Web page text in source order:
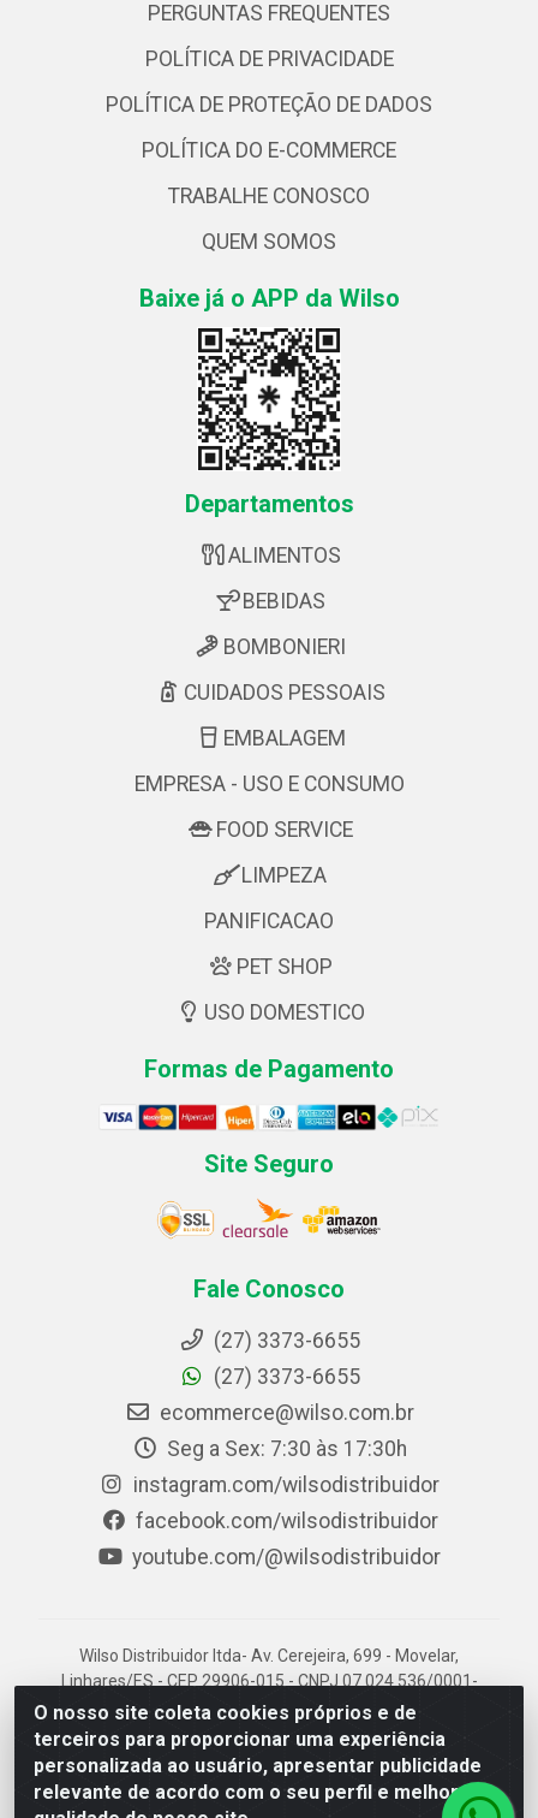
O nosso site coleta cookies próprios e de
terceiros para proporcionar uma experiência
personalizada ao usuário, apresentar publicidade
relevante de acordo com o seu perfil e melhorar a
PERGUNTAS FREQUENTES
POLÍTICA DE PRIVACIDADE
POLÍTICA DE PROTEÇÃO DE DADOS
POLÍTICA DO E-COMMERCE
TRABALHE CONOSCO
QUEM SOMOS
Baixe já o APP da Wilso
Departamentos
ALIMENTOS
BEBIDAS
BOMBONIERI
CUIDADOS PESSOAIS
EMBALAGEM
EMPRESA - USO E CONSUMO
FOOD SERVICE
LIMPEZA
PANIFICACAO
PET SHOP
USO DOMESTICO
Formas de Pagamento
Site Seguro
Fale Conosco
(27) 3373-6655
(27) 3373-6655
ecommerce@wilso.com.br
Seg a Sex: 7:30 às 17:30h
instagram.com/wilsodistribuidor
facebook.com/wilsodistribuidor
youtube.com/@wilsodistribuidor
Wilso Distribuidor ltda- Av. Cerejeira, 699 - Movelar,
Linhares/ES - CEP 29906-015 - CNPJ 07.024.536/0001-
96